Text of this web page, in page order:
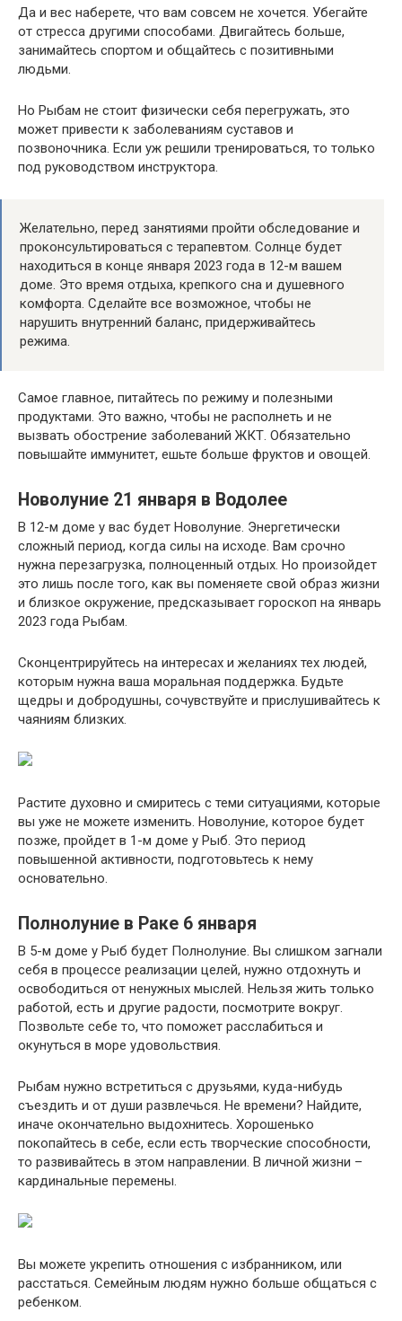
Да и вес наберете, что вам совсем не хочется. Убегайте
от стресса другими способами. Двигайтесь больше,
занимайтесь спортом и общайтесь с позитивными
людьми.
Но Рыбам не стоит физически себя перегружать, это
может привести к заболеваниям суставов и
позвоночника. Если уж решили тренироваться, то только
под руководством инструктора.
Желательно, перед занятиями пройти обследование и
проконсультироваться с терапевтом. Солнце будет
находиться в конце января 2023 года в 12-м вашем
доме. Это время отдыха, крепкого сна и душевного
комфорта. Сделайте все возможное, чтобы не
нарушить внутренний баланс, придерживайтесь
режима.
Самое главное, питайтесь по режиму и полезными
продуктами. Это важно, чтобы не располнеть и не
вызвать обострение заболеваний ЖКТ. Обязательно
повышайте иммунитет, ешьте больше фруктов и овощей.
Новолуние 21 января в Водолее
В 12-м доме у вас будет Новолуние. Энергетически
сложный период, когда силы на исходе. Вам срочно
нужна перезагрузка, полноценный отдых. Но произойдет
это лишь после того, как вы поменяете свой образ жизни
и близкое окружение, предсказывает гороскоп на январь
2023 года Рыбам.
Сконцентрируйтесь на интересах и желаниях тех людей,
которым нужна ваша моральная поддержка. Будьте
щедры и добродушны, сочувствуйте и прислушивайтесь к
чаяниям близких.
Растите духовно и смиритесь с теми ситуациями, которые
вы уже не можете изменить. Новолуние, которое будет
позже, пройдет в 1-м доме у Рыб. Это период
повышенной активности, подготовьтесь к нему
основательно.
Полнолуние в Раке 6 января
В 5-м доме у Рыб будет Полнолуние. Вы слишком загнали
себя в процессе реализации целей, нужно отдохнуть и
освободиться от ненужных мыслей. Нельзя жить только
работой, есть и другие радости, посмотрите вокруг.
Позвольте себе то, что поможет расслабиться и
окунуться в море удовольствия.
Рыбам нужно встретиться с друзьями, куда-нибудь
съездить и от души развлечься. Не времени? Найдите,
иначе окончательно выдохнитесь. Хорошенько
покопайтесь в себе, если есть творческие способности,
то развивайтесь в этом направлении. В личной жизни –
кардинальные перемены.
Вы можете укрепить отношения с избранником, или
расстаться. Семейным людям нужно больше общаться с
ребенком.